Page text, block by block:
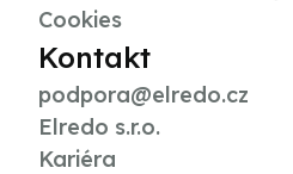
Cookies
Kontakt
podpora@elredo.cz
Elredo s.r.o.
Kariéra